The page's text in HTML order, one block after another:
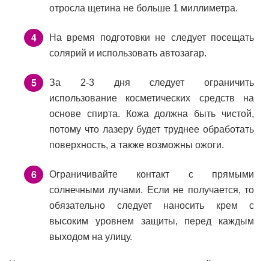
отросла щетина не больше 1 миллиметра.
На время подготовки не следует посещать
солярий и использовать автозагар.
За 2-3 дня следует ограничить
использование косметических средств на
основе спирта. Кожа должна быть чистой,
потому что лазеру будет труднее обработать
поверхность, а также возможны ожоги.
Ограничивайте контакт с прямыми
солнечными лучами. Если не получается, то
обязательно следует наносить крем с
высоким уровнем защиты, перед каждым
выходом на улицу.